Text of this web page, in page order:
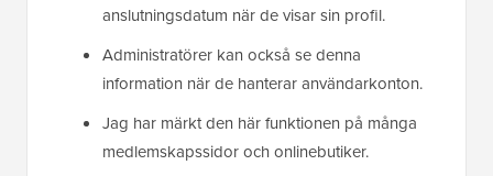
anslutningsdatum när de visar sin profil.
Administratörer kan också se denna
information när de hanterar användarkonton.
Jag har märkt den här funktionen på många
medlemskapssidor och onlinebutiker.